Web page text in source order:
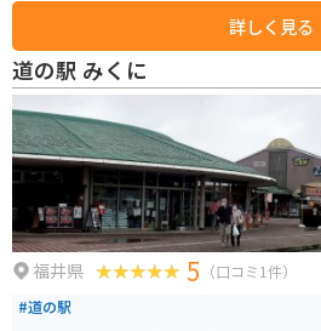
周する遊歩道を歩くと、日本海に浮かぶ小島の自
対岸の安島地区では4月下旬から5月にかけて
時期になると獲れたてのワカメが天日干しさ
す。224mの朱塗りの橋を渡り、78段の石段を
樹木の中から、神秘と伝説に満ちた雰囲気を
詳しく見る
道の駅 みくに
福井県 5 （口コミ1件）
#道の駅